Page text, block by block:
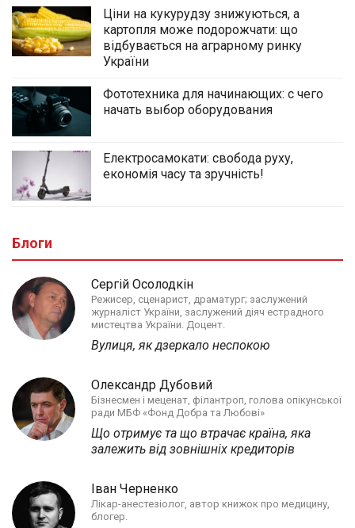
Ціни на кукурудзу знижуються, а
картопля може подорожчати: що
відбувається на аграрному ринку
України
Фототехника для начинающих: с чего
начать выбор оборудования
Електросамокати: свобода руху,
економія часу та зручність!
Блоги
Сергій Осолодкін
Режисер, сценарист, драматург; заслужений
журналіст України, заслужений діяч естрадного
мистецтва України. Доцент.
Вулиця, як дзеркало неспокою
Олександр Дубовий
Бізнесмен і меценат, філантроп, голова опікунської
ради МБФ «Фонд Добра та Любові»
Що отримує та що втрачає країна, яка
залежить від зовнішніх кредиторів
Іван Черненко
Лікар-анестезіолог, автор книжок про медицину,
блогер.